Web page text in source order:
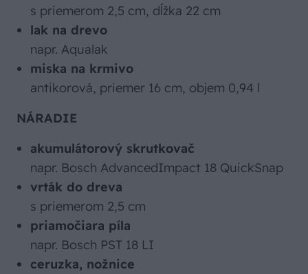
s priemerom 2,5 cm, dĺžka 22 cm
lak na drevo
napr. Aqualak
miska na krmivo
antikorová, priemer 16 cm, objem 0,94 l
NÁRADIE
akumulátorový skrutkovač
napr. Bosch AdvancedImpact 18 QuickSnap
vrták do dreva
s priemerom 2,5 cm
priamočiara píla
napr. Bosch PST 18 LI
ceruzka, nožnice